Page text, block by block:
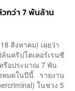
วกว่า 7 พันล้าน
สิงหาคม) เผยว่า
นคริปโตเคอร์เรนซี
รือประมาณ 7 พัน
หมดในปีนี้ รายงาน
ในช่วง 5